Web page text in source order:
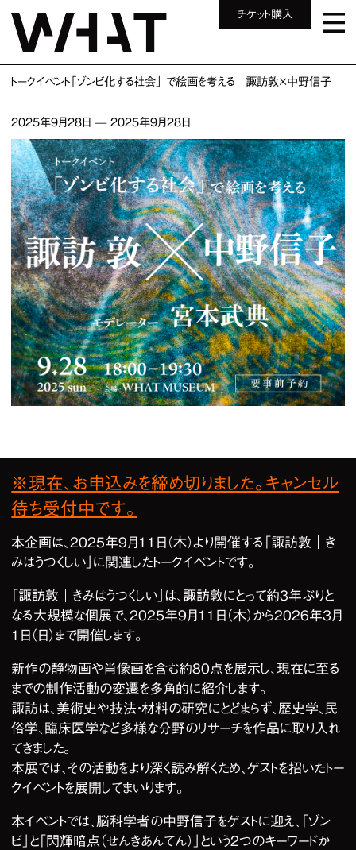
チケット購入
トークイベント「ゾンビ化する社会」 で絵画を考える 諏訪敦×中野信子
2025年9月28日 — 2025年9月28日
※現在、お申込みを締め切りました。キャンセル
待ち受付中です。
本企画は、2025年9月11日（木）より開催する「諏訪敦｜き
みはうつくしい」に関連したトークイベントです。
「諏訪敦｜きみはうつくしい」は、諏訪敦にとって約3年ぶりと
なる大規模な個展で、2025年9月11日（木）から2026年3月
1日（日）まで開催します。
新作の静物画や肖像画を含む約80点を展示し、現在に至る
までの制作活動の変遷を多角的に紹介します。
諏訪は、美術史や技法・材料の研究にとどまらず、歴史学、民
俗学、臨床医学など多様な分野のリサーチを作品に取り入れ
てきました。
本展では、その活動をより深く読み解くため、ゲストを招いたトー
クイベントを展開してまいります。
本イベントでは、脳科学者の中野信子をゲストに迎え、「ゾン
ビ」と「閃輝暗点（せんきあんてん）」という2つのキーワードか